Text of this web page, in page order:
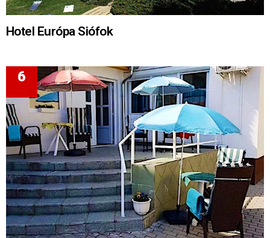
Hotel Európa Siófok